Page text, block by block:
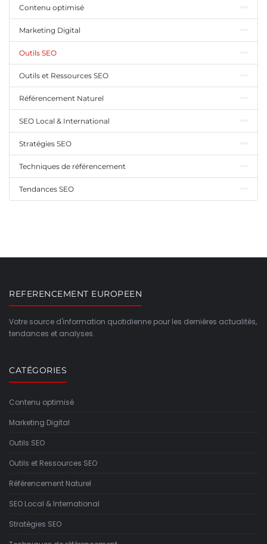
Contenu optimisé
Marketing Digital
Outils SEO
Outils et Ressources SEO
Référencement Naturel
SEO Local & International
Stratégies SEO
Techniques de référencement
Tendances SEO
REFERENCEMENT EUROPEEN
Votre source d'information quotidienne pour les dernières actualités,
tendances et analyses.
CATÉGORIES
Contenu optimisé
Marketing Digital
Outils SEO
Outils et Ressources SEO
Référencement Naturel
SEO Local & International
Stratégies SEO